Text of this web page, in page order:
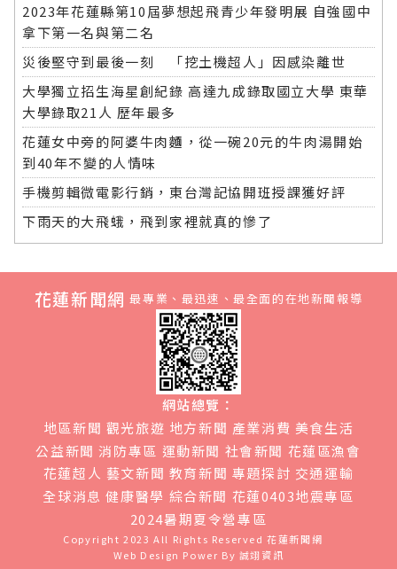
2023年花蓮縣第10屆夢想起飛青少年發明展 自強國中
拿下第一名與第二名
災後堅守到最後一刻 「挖土機超人」因感染離世
大學獨立招生海星創紀錄 高達九成錄取國立大學 東華
大學錄取21人 歷年最多
花蓮女中旁的阿婆牛肉麵，從一碗20元的牛肉湯開始
到40年不變的人情味
手機剪輯微電影行銷，東台灣記協開班授課獲好評
下雨天的大飛蛾，飛到家裡就真的慘了
花蓮新聞網 最專業、最迅速、最全面的在地新聞報導
網站總覽：
地區新聞 觀光旅遊 地方新聞 產業消費 美食生活
公益新聞 消防專區 運動新聞 社會新聞 花蓮區漁會
花蓮超人 藝文新聞 教育新聞 專題探討 交通運輸
全球消息 健康醫學 綜合新聞 花蓮0403地震專區
2024暑期夏令營專區
Copyright 2023 All Rights Reserved花蓮新聞網
Web Design Power By 誠翊資訊